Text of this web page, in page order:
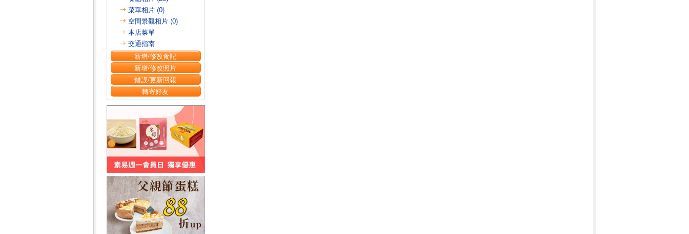
菜單相片 (0)
空間景觀相片 (0)
本店菜單
交通指南
新增/修改食記
新增/修改照片
錯誤/更新回報
轉寄好友